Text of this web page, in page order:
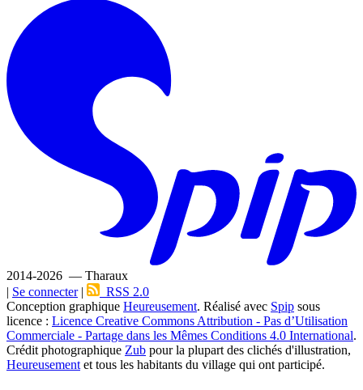
2014-2026 — Tharaux
| Se connecter|
RSS 2.0
Conception graphique Heureusement. Réalisé avec Spip sous
licence : Licence Creative Commons Attribution - Pas d’Utilisation
Commerciale - Partage dans les Mêmes Conditions 4.0 International.
Crédit photographique Zub pour la plupart des clichés d'illustration,
Heureusement et tous les habitants du village qui ont participé.